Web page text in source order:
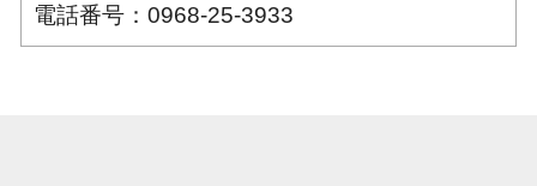
電話番号：0968-25-3933